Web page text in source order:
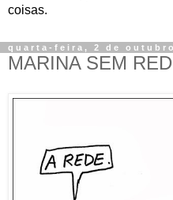
coisas.
quarta-feira, 2 de
MARINA SEM